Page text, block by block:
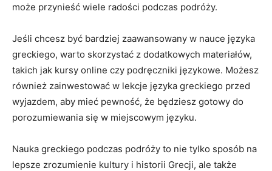
może przynieść ⁢wiele radości podczas⁣ podróży.
Jeśli chcesz być bardziej zaawansowany w​ nauce języka‍
greckiego,​ warto skorzystać z dodatkowych materiałów,
takich⁤ jak kursy⁤ online czy podręczniki językowe. Możesz
również zainwestować w ⁣lekcje języka ⁢greckiego przed
wyjazdem, aby mieć pewność, że będziesz gotowy do
porozumiewania się w miejscowym ​języku.
Nauka ‍greckiego ‍podczas⁣ podróży ​to nie tylko ⁤sposób na
lepsze zrozumienie kultury i historii Grecji, ale także